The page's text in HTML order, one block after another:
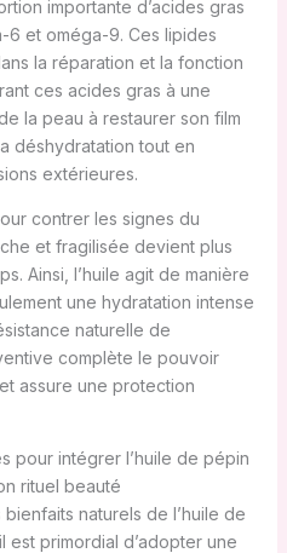
importante d’acides gras
6 et oméga-9. Ces lipides
la réparation et la fonction
ces acides gras à une
la peau à restaurer son film
déshydratation tout en
extérieures.
contrer les signes du
et fragilisée devient plus
Ainsi, l’huile agit de manière
une hydratation intense
naturelle de
complète le pouvoir
assure une protection
pour intégrer l’huile de pépin
rituel beauté
naturels de l’huile de
primordial d’adopter une